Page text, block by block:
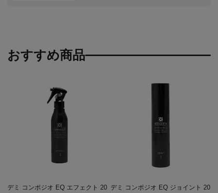
おすすめ商品
デミ コンポジオ EQ エフェクト 20 デミ コンポジオ EQ ジョイント 20